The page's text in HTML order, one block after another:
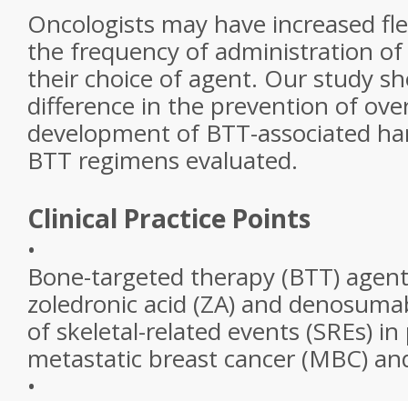
Oncologists may have increased
the frequency of administration
their choice of agent. Our study
difference in the prevention of
development of BTT-associated
BTT regimens evaluated.
Clinical Practice Points
•
Bone-targeted therapy (BTT)
zoledronic acid (ZA) and
of skeletal-related events (SREs)
metastatic breast cancer (MBC)
•